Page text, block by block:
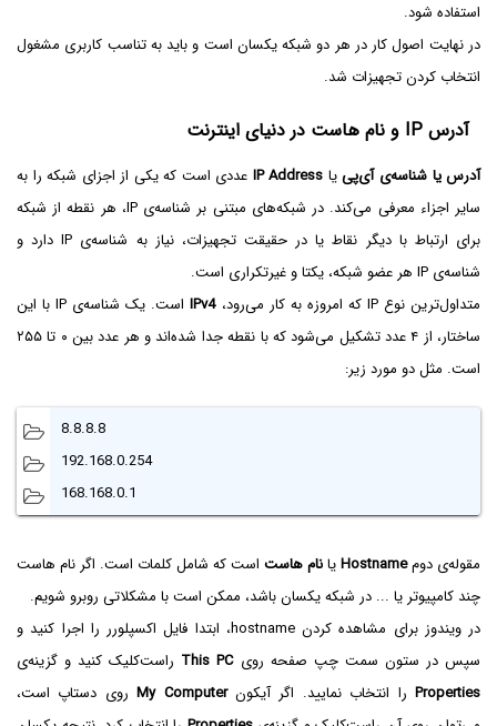
استفاده شود.
در نهایت اصول کار در هر دو شبکه یکسان است و باید به تناسب کاربری مشغول
انتخاب کردن تجهیزات شد.
آدرس IP و نام هاست در دنیای اینترنت
آدرس یا شناسه‌ی آی‌پییا IP Address عددی است که یکی از اجزای شبکه را به
سایر اجزاء معرفی می‌کند. در شبکه‌های مبتنی بر شناسه‌ی IP، هر نقطه از شبکه
برای ارتباط با دیگر نقاط یا در حقیقت تجهیزات، نیاز به شناسه‌ی IP دارد و
شناسه‌ی IP هر عضو شبکه، یکتا و غیرتکراری است.
متداول‌ترین نوع IP که امروزه به کار می‌رود،
IPv4
است. یک شناسه‌ی IP با این
ساختار، از ۴ عدد تشکیل می‌شود که با نقطه جدا شده‌اند و هر عدد بین ۰ تا ۲۵۵
است. مثل دو مورد زیر:
8.8.8.8
192.168.0.254
168.168.0.1
مقوله‌ی دومHostnameیانام هاست است که شامل کلمات است. اگر نام هاست
چند کامپیوتر یا ... در شبکه یکسان باشد، ممکن است با مشکلاتی روبرو شویم.
در ویندوز برای مشاهده کردن hostname، ابتدا فایل اکسپلورر را اجرا کنید و
سپس در ستون سمت چپ صفحه رویThis PC راست‌کلیک کنید و گزینه‌ی
Propertiesرا انتخاب نمایید. اگر آیکونMy Computerروی دستاپ است،